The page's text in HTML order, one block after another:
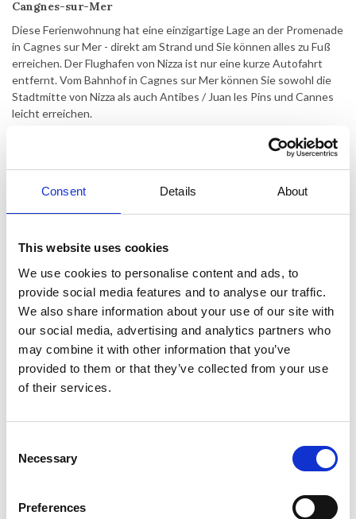
Consent Details About
This website uses cookies
We use cookies to personalise content and ads, to
provide social media features and to analyse our traffic.
We also share information about your use of our site with
our social media, advertising and analytics partners who
may combine it with other information that you’ve
provided to them or that they’ve collected from your use
of their services.
Selection
Necessary
Preferences
Cangnes-sur-Mer
Diese Ferienwohnung hat eine einzigartige Lage an der Promenade
in Cagnes sur Mer - direkt am Strand und Sie können alles zu Fuß
erreichen. Der Flughafen von Nizza ist nur eine kurze Autofahrt
entfernt. Vom Bahnhof in Cagnes sur Mer können Sie sowohl die
Stadtmitte von Nizza als auch Antibes / Juan les Pins und Cannes
leicht erreichen.
Die Wohnung befindet sich im 6. Stock und hier bietet sich einen
schönen Panoramablick auf das Mittelmeer. Die Wohnung hat
Sie den Strand möchten, brauchen Sie nur die Straße überqueren.
Küche und einem Schlafzimmer mit Blick auf den Innenhof und
einem Wohn- / Esszimmer sowie einem Schlafzimmer mit Meerblick.
Von der Küche aus haben Sie Zugang zu einer kleinen
Frühstücksterrasse mit Blick auf den Pool und vom Wohnzimmer
aus zu einer großen Terrasse in Richtung Meer, die sich über die
gesamte Länge der Wohnung erstreckt. In der Wohnung gibt es 1
Badezimmer mit Dusche und 2 Toiletten.
+ Kaution (wird nach dem Aufenthalt zurückerstattet) 200,00 EUR
4,9 • 12 Bewertungen
4,9